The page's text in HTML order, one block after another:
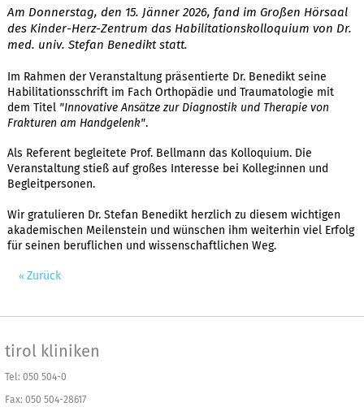
Am Donnerstag, den 15. Jänner 2026, fand im Großen Hörsaal
des Kinder-Herz-Zentrum das Habilitationskolloquium von Dr.
med. univ. Stefan Benedikt statt.
Im Rahmen der Veranstaltung präsentierte Dr. Benedikt seine
Habilitationsschrift im Fach Orthopädie und Traumatologie mit
dem Titel "Innovative Ansätze zur Diagnostik und Therapie von
Frakturen am Handgelenk".
Als Referent begleitete Prof. Bellmann das Kolloquium. Die
Veranstaltung stieß auf großes Interesse bei Kolleg:innen und
Begleitpersonen.
Wir gratulieren Dr. Stefan Benedikt herzlich zu diesem wichtigen
akademischen Meilenstein und wünschen ihm weiterhin viel Erfolg
für seinen beruflichen und wissenschaftlichen Weg.
Zurück
tirol kliniken
Tel: 050 504-0
Fax: 050 504-28617